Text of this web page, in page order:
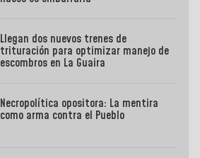
Llegan dos nuevos trenes de
trituración para optimizar manejo de
escombros en La Guaira
Necropolítica opositora: La mentira
como arma contra el Pueblo